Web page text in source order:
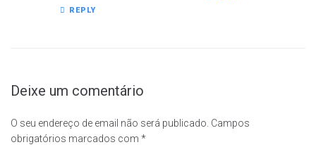
REPLY
Deixe um comentário
O seu endereço de email não será publicado. Campos
obrigatórios marcados com *